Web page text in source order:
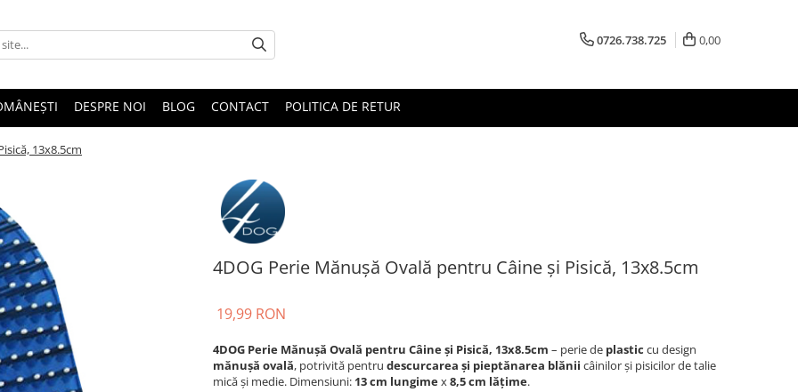
0726.738.725 0,00
DESPRE NOI BLOG CONTACT POLITICA DE RETUR
13x8.5cm
4DOG Perie Mănușă Ovală pentru Câine și Pisică, 13x8.5cm
19,99 RON
4DOG Perie Mănușă Ovală pentru Câine și Pisică, 13x8.5cm – perie de plastic cu design
mănușă ovală, potrivită pentru descurcarea și pieptănarea blănii câinilor și pisicilor de talie
mică și medie. Dimensiuni: 13 cm lungimex8,5 cm lățime.